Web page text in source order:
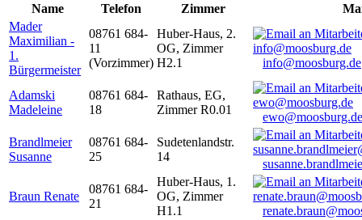
Name
Telefon Zimmer
Mader
Maximilian -
1.
Bürgermeister
08761 684-
11
(Vorzimmer)
Huber-Haus, 2.
OG, Zimmer
H2.1
info@moosburg.de
Adamski
Madeleine
08761 684-
18
Rathaus, EG,
Zimmer R0.01
ewo@moosburg.de
Brandlmeier
Susanne
08761 684-
25
Sudetenlandstr.
14
Braun Renate
08761 684-
21
Huber-Haus, 1.
OG, Zimmer
H1.1